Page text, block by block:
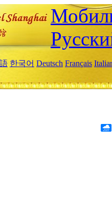
한국어 Deutsch Français